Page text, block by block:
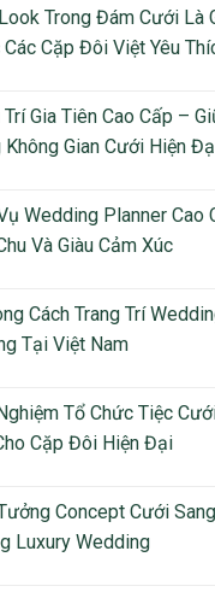
Trong Đám Cưới Là
Cặp Đôi Việt Yêu
Trí Gia Tiên Cao Cấp –
Không Gian Cưới Hiện
Wedding Planner Cao
Và Giàu Cảm Xúc
Cách Trang Trí
Tại Việt Nam
Tổ Chức Tiệc
Cặp Đôi Hiện Đại
Concept Cưới
Luxury Wedding